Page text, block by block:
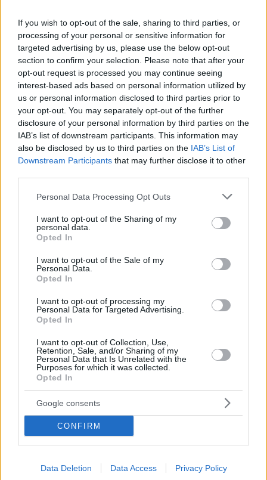
If you wish to opt-out of the sale, sharing to third parties, or
processing of your personal or sensitive information for
targeted advertising by us, please use the below opt-out
section to confirm your selection. Please note that after your
opt-out request is processed you may continue seeing
interest-based ads based on personal information utilized by
us or personal information disclosed to third parties prior to
your opt-out. You may separately opt-out of the further
disclosure of your personal information by third parties on the
IAB’s list of downstream participants. This information may
also be disclosed by us to third parties on the IAB’s List of
Downstream Participants that may further disclose it to other
Please note that this website/app uses one or more Google
not limited to your visit or usage behaviour. You may click to
grant or deny consent to Google and its third-party tags to
use your data for below specified purposes in below Google
consent section.
Personal Data Processing Opt Outs
I want to opt-out of the Sharing of my
personal data.
Opted In
I want to opt-out of the Sale of my
Personal Data.
Opted In
I want to opt-out of processing my
Personal Data for Targeted Advertising.
Opted In
I want to opt-out of Collection, Use,
Retention, Sale, and/or Sharing of my
Personal Data that Is Unrelated with the
Purposes for which it was collected.
Opted In
Google consents
CONFIRM
Data Deletion Data Access Privacy Policy
Um die Karte unten anzuzeigen, öffnen Sie sie im
vollständigen Anzeigemodus, bewegen und zoomen Sie sie
bis zum gewünschten Detail und klicken Sie dann auf den
farblich hervorgehobenen Straßenabschnitt oder Bereich.
Weitere Informationen zur Dauer der Einschränkung und
weitere Informationen zum betreffenden Abschnitt finden Sie
in der Legende. Leider ist es nur auf Ungarisch verfügbar,
aber die farbigen Markierungen weisen auf einige der
wichtigsten Einschränkungen hin.
Lesen Sie auch:
Planen Sie, durch Budapest zu fahren? Große